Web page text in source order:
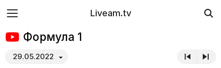
Liveam.tv
Формула 1
29.05.2022